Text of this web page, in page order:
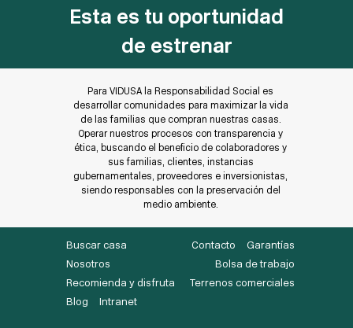
Esta es tu oportunidad
de estrenar
Para VIDUSA la Responsabilidad Social es
desarrollar comunidades para maximizar la vida
de las familias que compran nuestras casas.
Operar nuestros procesos con transparencia y
ética, buscando el beneficio de colaboradores y
sus familias, clientes, instancias
gubernamentales, proveedores e inversionistas,
siendo responsables con la preservación del
medio ambiente.
Buscar casa
Nosotros
Recomienda y disfruta
Blog
Intranet
Contacto
Garantías
Bolsa de trabajo
Terrenos comerciales